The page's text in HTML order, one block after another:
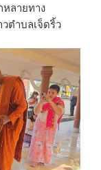
ลายทาง
ตำบลเจ็ดริ้ว